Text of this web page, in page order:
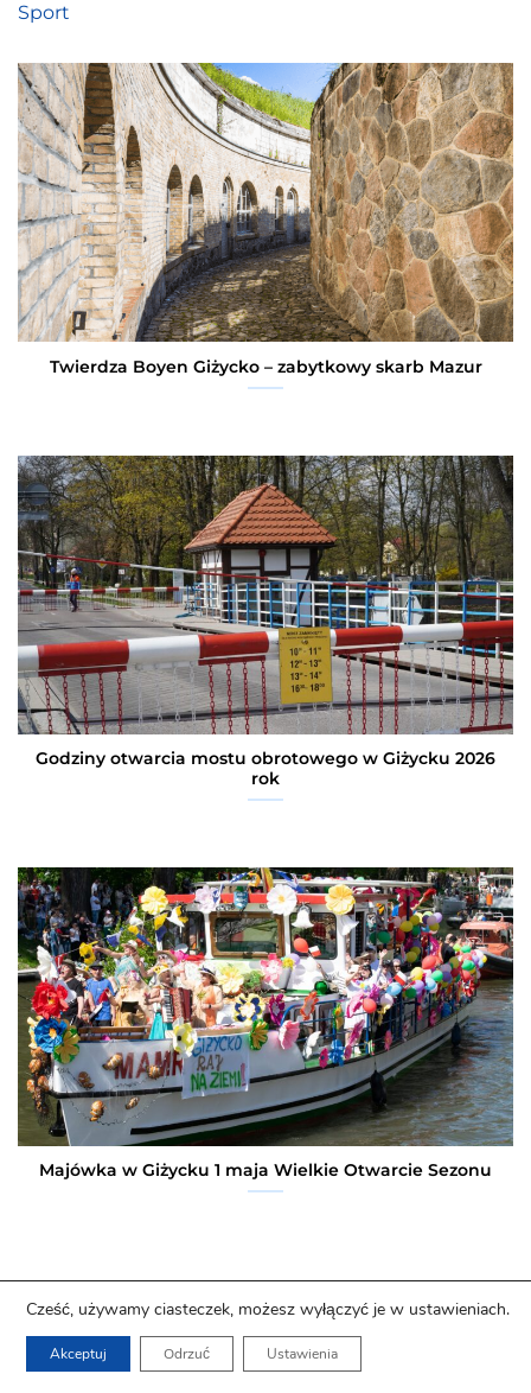
Sport
Twierdza Boyen Giżycko – zabytkowy skarb Mazur
Godziny otwarcia mostu obrotowego w Giżycku 2026
rok
Majówka w Giżycku 1 maja Wielkie Otwarcie Sezonu
Cześć, używamy ciasteczek, możesz wyłączyć je w ustawieniach.
Akceptuj Odrzuć Ustawienia